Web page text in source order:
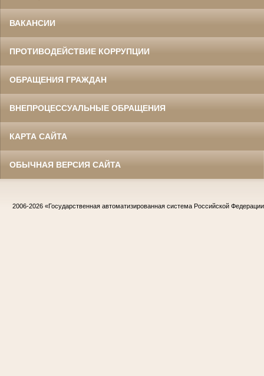
ВАКАНСИИ
ПРОТИВОДЕЙСТВИЕ КОРРУПЦИИ
ОБРАЩЕНИЯ ГРАЖДАН
ВНЕПРОЦЕССУАЛЬНЫЕ ОБРАЩЕНИЯ
КАРТА САЙТА
ОБЫЧНАЯ ВЕРСИЯ САЙТА
2006-2026 «Государственная автоматизированная система Российской